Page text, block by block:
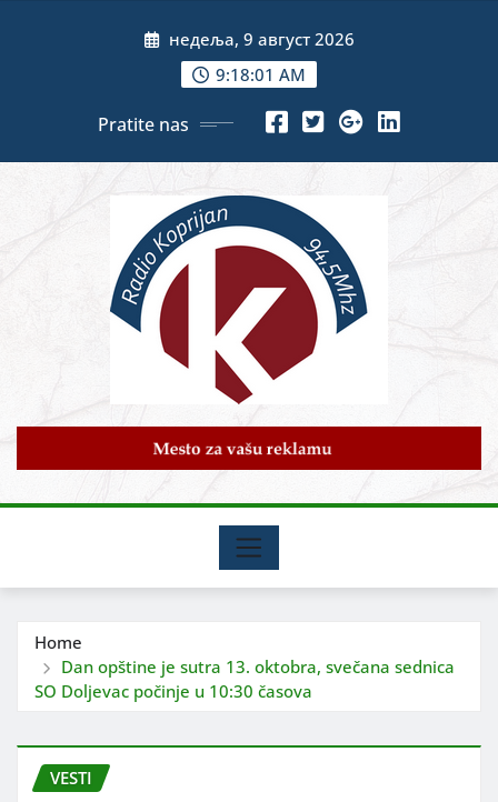
недеља, 9 август 2026
9:18:03 AM
Pratite nas
Home
Dan opštine je sutra 13. oktobra, svečana sednica
SO Doljevac počinje u 10:30 časova
VESTI